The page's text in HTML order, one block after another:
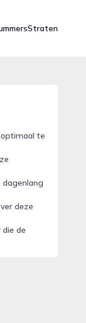
Straten
te
dagenlang
deze
de